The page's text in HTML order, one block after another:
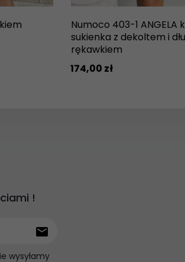
Numoco 403-1 ANGELA
sukienka z dekoltem i
rękawkiem
174,00 zł
!
wysyłamy